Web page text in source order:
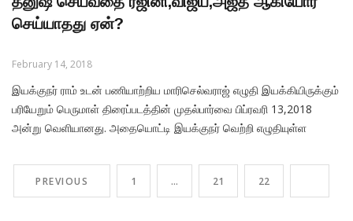
செய்யாதது ஏன்?
February 14, 2018
இயக்குநர் ராம் உடன் பணியாற்றிய மாரிசெல்வராஜ் எழுதி இயக்கியிருக்கும்
பரியேறும் பெருமாள் திரைப்படத்தின் முதல்பார்வை பிப்ரவரி 13,2018
அன்று வெளியானது. அதையொட்டி இயக்குநர் வெற்றி எழுதியுள்ள
தயாரிப்பில் நண்பன் மாரிசெல்வராஜ் இயக்கத்தில் பரியேறும் பெருமாள் படம்
வெளியாக இருக்கிறது. மகிழ்ச்சி. மாரி என்னுடைய
PREVIOUS 1 … 21 22